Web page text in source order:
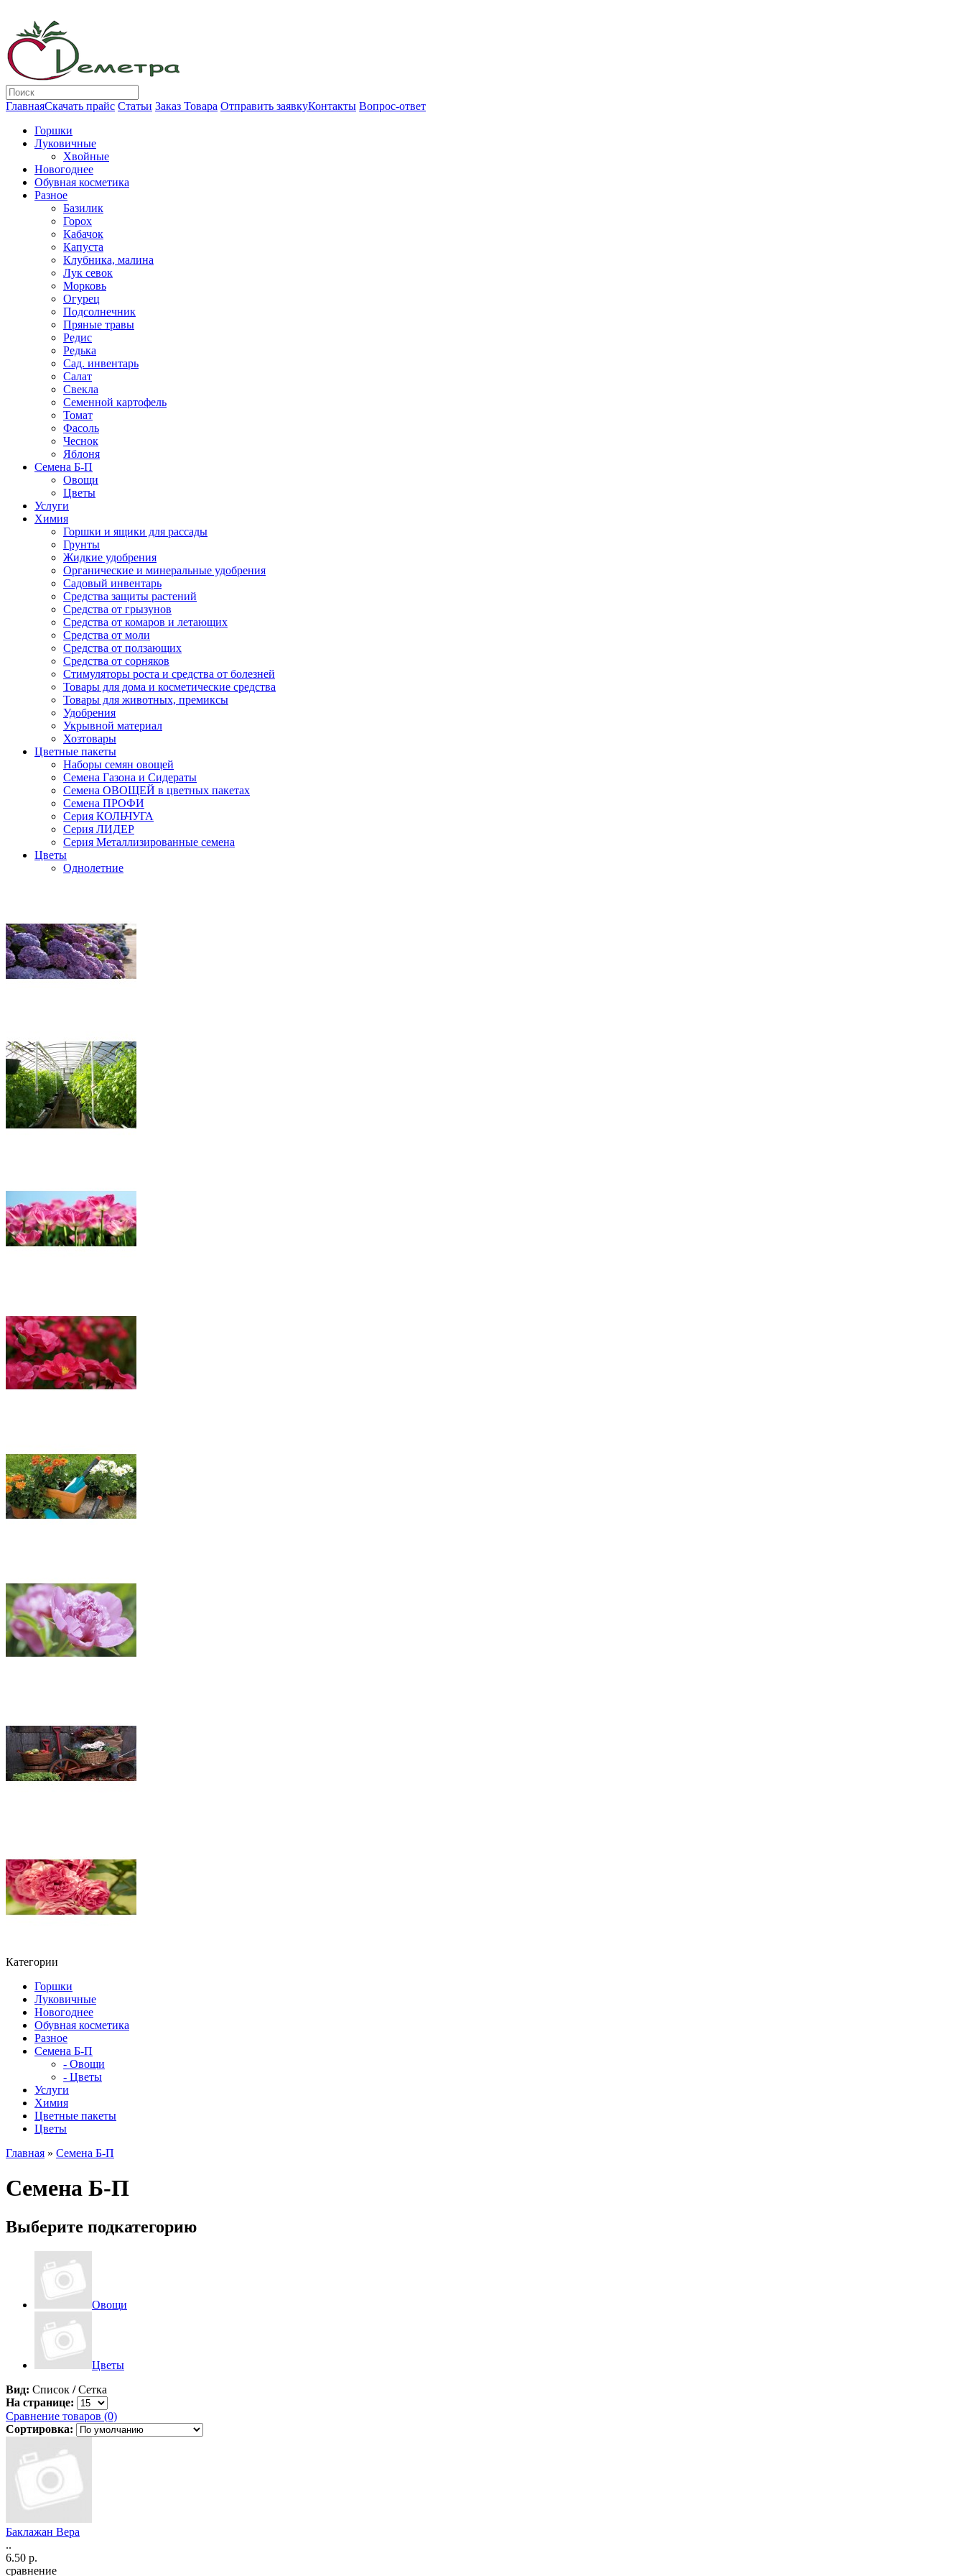
ГлавнаяСкачать прайс Статьи Заказ Товара Отправить заявкуКонтакты Вопрос-ответ
Горшки
Луковичные
Хвойные
Новогоднее
Обувная косметика
Разное
Базилик
Горох
Кабачок
Капуста
Клубника, малина
Лук севок
Морковь
Огурец
Подсолнечник
Пряные травы
Редис
Редька
Сад. инвентарь
Салат
Свекла
Семенной картофель
Томат
Фасоль
Чеснок
Яблоня
Семена Б-П
Овощи
Цветы
Услуги
Химия
Горшки и ящики для рассады
Грунты
Жидкие удобрения
Органические и минеральные удобрения
Садовый инвентарь
Средства защиты растений
Средства от грызунов
Средства от комаров и летающих
Средства от моли
Средства от ползающих
Средства от сорняков
Стимуляторы роста и средства от болезней
Товары для дома и косметические средства
Товары для животных, премиксы
Удобрения
Укрывной материал
Хозтовары
Цветные пакеты
Наборы семян овощей
Семена Газона и Сидераты
Семена ОВОЩЕЙ в цветных пакетах
Семена ПРОФИ
Серия КОЛЬЧУГА
Серия ЛИДЕР
Серия Металлизированные семена
Цветы
Однолетние
Категории
Горшки
Луковичные
Новогоднее
Обувная косметика
Разное
Семена Б-П
- Овощи
- Цветы
Услуги
Химия
Цветные пакеты
Цветы
Главная » Семена Б-П
Семена Б-П
Выберите подкатегорию
Овощи
Цветы
Вид: Список / Сетка
На странице:
Сравнение товаров (0)
Сортировка:
Баклажан Вера
..
6.50 р.
сравнение